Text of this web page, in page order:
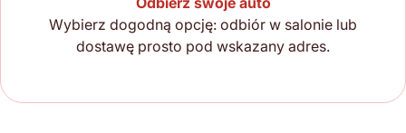
Wybierz dogodną opcję: odbiór w salonie lub
dostawę prosto pod wskazany adres.